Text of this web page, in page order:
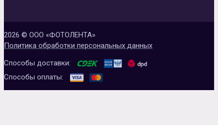
2026 © ООО «ФОТОЛЕНТА»
Политика обработки персональных данных
Способы доставки:
Способы оплаты: